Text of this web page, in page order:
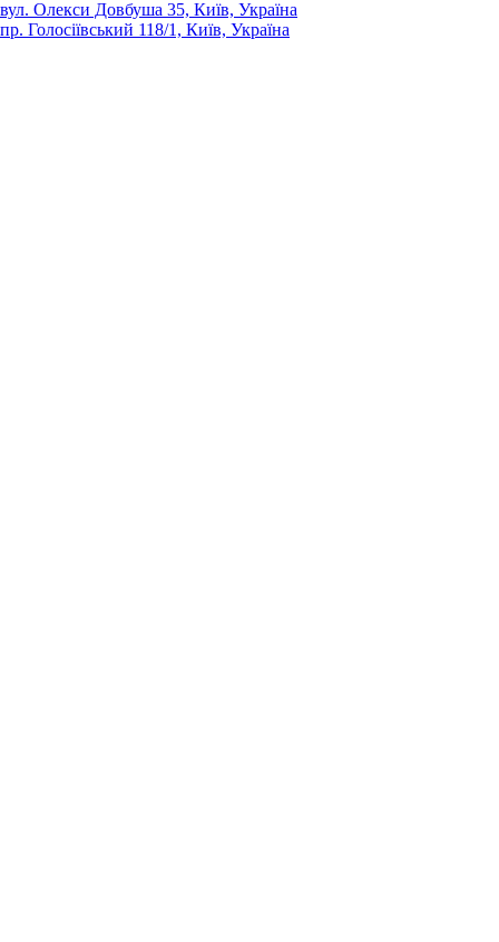
вул. Олекси Довбуша 35, Київ, Україна
пр. Голосіївський 118/1, Київ, Україна